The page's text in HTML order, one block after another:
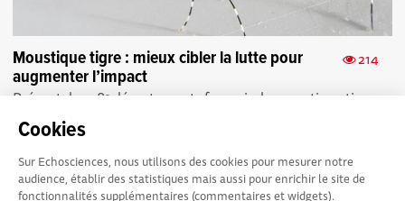
Cookies
Sur Echosciences, nous utilisons des cookies pour mesurer notre
audience, établir des statistiques mais aussi pour enrichir le site de
fonctionnalités supplémentaires (commentaires et widgets).
214
Moustique tigre : mieux cibler la lutte pour
augmenter l’impact
Présent dans 81 départements français, le moustique tigre
progresse. Une étude IRD décrypte ses habitudes pour
mieux cibler sa lutte ...